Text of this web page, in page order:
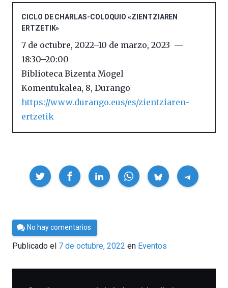
CICLO DE CHARLAS-COLOQUIO «ZIENTZIAREN
ERTZETIK»
7 de octubre, 2022–10 de marzo, 2023
18:30–20:00
Biblioteca Bizenta Mogel
Komentukalea, 8, Durango
https://www.durango.eus/es/zientziaren-
ertzetik
Compartir
Por
Cultura
Cientifica
No hay comentarios
Publicado el 7 de octubre, 2022 en Eventos